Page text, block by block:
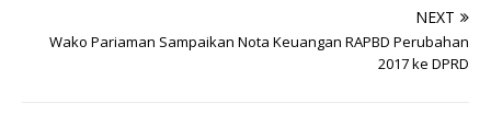
NEXT
Wako Pariaman Sampaikan Nota Keuangan RAPBD Perubahan
2017 ke DPRD